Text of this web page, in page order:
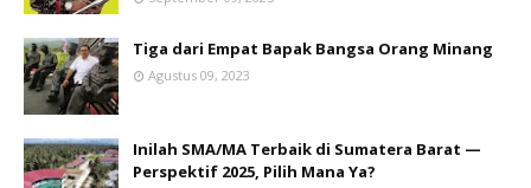
Tiga dari Empat Bapak Bangsa Orang Minang
Agustus 09, 2023
Inilah SMA/MA Terbaik di Sumatera Barat —
Perspektif 2025, Pilih Mana Ya?